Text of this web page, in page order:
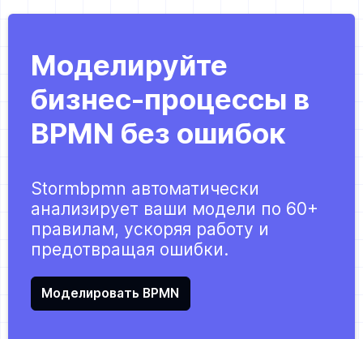
Моделируйте
бизнес-процессы в
BPMN без ошибок
Stormbpmn автоматически
анализирует ваши модели по 60+
правилам, ускоряя работу и
предотвращая ошибки.
Моделировать BPMN